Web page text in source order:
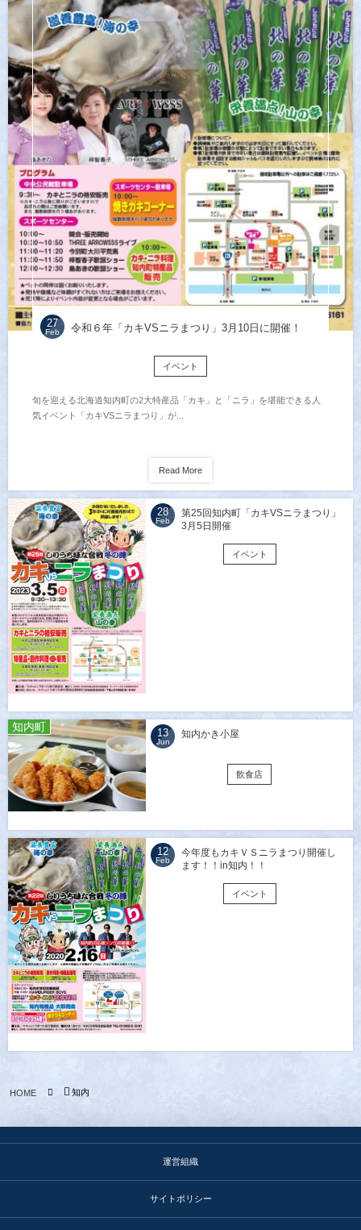
27
Feb 令和６年「カキVSニラまつり」3月10日に開催！
イベント
旬を迎える北海道知内町の2大特産品「カキ」と「ニラ」を堪能できる人
気イベント「カキVSニラまつり」が...
Read More
28
Feb
第25回知内町「カキVSニラまつり」
3月5日開催
イベント
知内町 13
Jun
知内かき小屋
飲食店
12
Feb
今年度もカキＶＳニラまつり開催し
ます！！in知内！！
イベント
HOME 知内
運営組織
サイトポリシー